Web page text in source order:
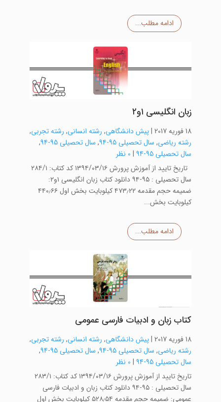
ادامه مطلب...
زبان انگلیسی ۱و۲
18 فوریه 2017 |پیش دانشگاهی, رشته انسانی, رشته تجربی,
رشته ریاضی, سال تحصیلی 95-94 , سال تحصیلی 95-94
,
سال تحصیلی 95-94
| 0 نظر
تاریخ تایید از آموزش پرورش ۱۳۹۴/۰۳/۱۶ کد کتاب: ۲۸۴/۱
سال تحصیلی : ۹۵-۹۴ دانلود کتاب زبان انگلیسی ۱و۲:
ضمیمه حجم مقدمه ۴۷۳٫۲۲ کیلوبایت بخش اول ۴۴۰٫۶۶
کیلوبایت بخش...
ادامه مطلب...
کتاب زبان و ادبیات فارسی عمومی
18 فوریه 2017 |پیش دانشگاهی, رشته انسانی, رشته تجربی,
رشته ریاضی, سال تحصیلی 95-94 , سال تحصیلی 95-94
,
سال تحصیلی 95-94
| 0 نظر
تاریخ تایید از آموزش پرورش ۱۳۹۴/۰۳/۱۶ کد کتاب: ۲۸۳/۱
سال تحصیلی : ۹۵-۹۴ دانلود کتاب زبان و ادبیات فارسی
عمومی: ضمیمه حجم مقدمه ۵۲۸٫۵۴ کیلوبایت بخش اول